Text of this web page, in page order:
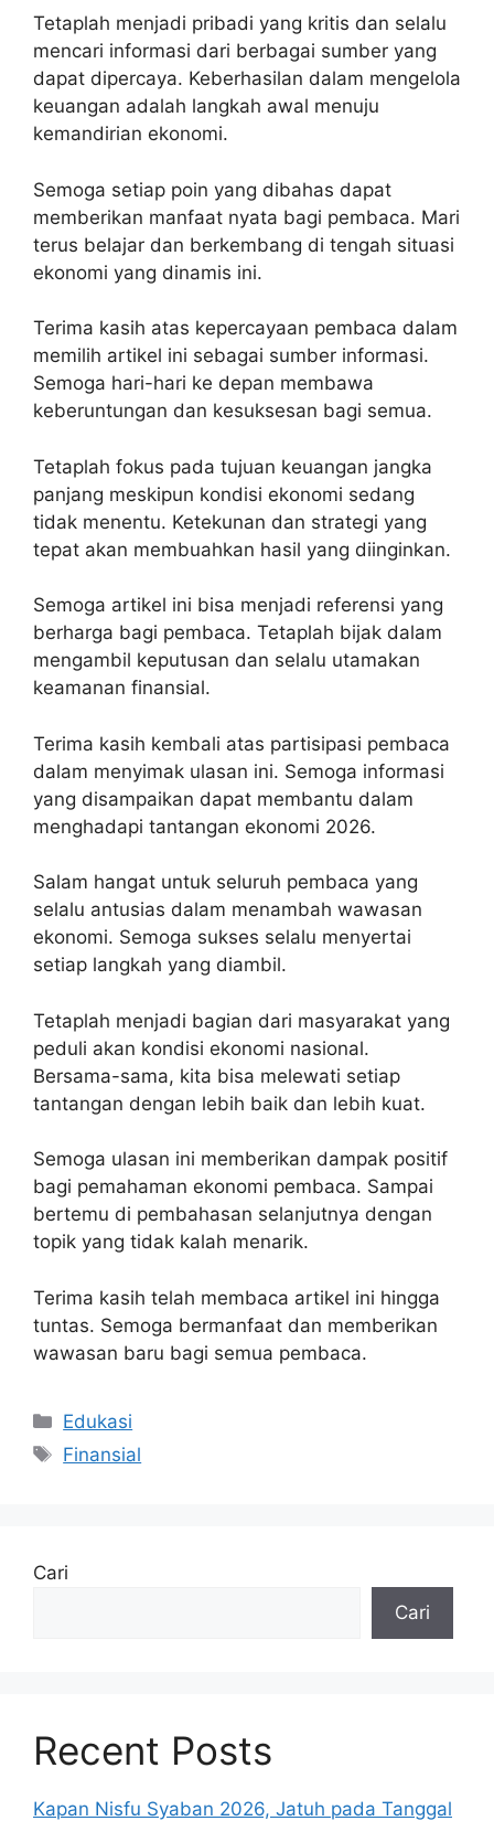
Tetaplah menjadi pribadi yang kritis dan selalu
mencari informasi dari berbagai sumber yang
dapat dipercaya. Keberhasilan dalam mengelola
keuangan adalah langkah awal menuju
kemandirian ekonomi.
Semoga setiap poin yang dibahas dapat
memberikan manfaat nyata bagi pembaca. Mari
terus belajar dan berkembang di tengah situasi
ekonomi yang dinamis ini.
Terima kasih atas kepercayaan pembaca dalam
memilih artikel ini sebagai sumber informasi.
Semoga hari-hari ke depan membawa
keberuntungan dan kesuksesan bagi semua.
Tetaplah fokus pada tujuan keuangan jangka
panjang meskipun kondisi ekonomi sedang
tidak menentu. Ketekunan dan strategi yang
tepat akan membuahkan hasil yang diinginkan.
Semoga artikel ini bisa menjadi referensi yang
berharga bagi pembaca. Tetaplah bijak dalam
mengambil keputusan dan selalu utamakan
keamanan finansial.
Terima kasih kembali atas partisipasi pembaca
dalam menyimak ulasan ini. Semoga informasi
yang disampaikan dapat membantu dalam
menghadapi tantangan ekonomi 2026.
Salam hangat untuk seluruh pembaca yang
selalu antusias dalam menambah wawasan
ekonomi. Semoga sukses selalu menyertai
setiap langkah yang diambil.
Tetaplah menjadi bagian dari masyarakat yang
peduli akan kondisi ekonomi nasional.
Bersama-sama, kita bisa melewati setiap
tantangan dengan lebih baik dan lebih kuat.
Semoga ulasan ini memberikan dampak positif
bagi pemahaman ekonomi pembaca. Sampai
bertemu di pembahasan selanjutnya dengan
topik yang tidak kalah menarik.
Terima kasih telah membaca artikel ini hingga
tuntas. Semoga bermanfaat dan memberikan
wawasan baru bagi semua pembaca.
Kategori
Edukasi
Tag
Finansial
Cari
Cari
Recent Posts
Kapan Nisfu Syaban 2026, Jatuh pada Tanggal